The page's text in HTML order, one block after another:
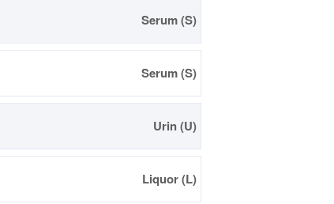
Serum (S)
Serum (S)
Urin (U)
Liquor (L)